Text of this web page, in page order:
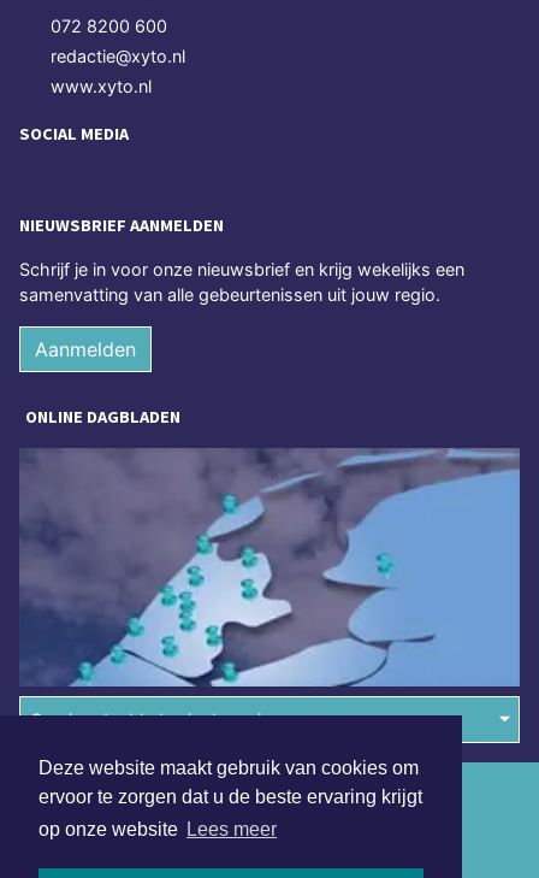
Deze website maakt gebruik van cookies om
ervoor te zorgen dat u de beste ervaring krijgt
op onze website Lees meer
072 8200 600
redactie@xyto.nl
www.xyto.nl
SOCIAL MEDIA
NIEUWSBRIEF AANMELDEN
Schrijf je in voor onze nieuwsbrief en krijg wekelijks een
samenvatting van alle gebeurtenissen uit jouw regio.
Aanmelden
ONLINE DAGBLADEN
Overige dagbladen in de regio
Algemene voorwaarden
Disclaimer